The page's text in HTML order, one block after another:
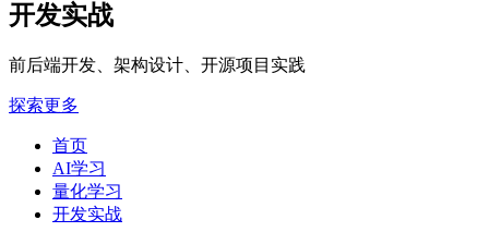
开发实战
前后端开发、架构设计、开源项目实践
探索更多
首页
AI学习
量化学习
开发实战